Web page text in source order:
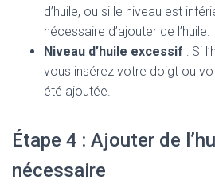
d’huile, ou si le niveau est
nécessaire d’ajouter de l’huile.
Niveau d’huile excessif : Si
vous insérez votre doigt ou
été ajoutée.
Étape 4 : Ajouter de
nécessaire